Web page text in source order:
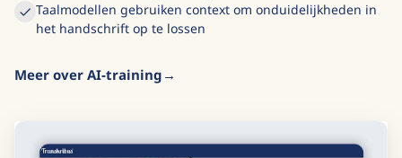
Taalmodellen gebruiken context om onduidelijkheden in
het handschrift op te lossen
Meer over AI-training